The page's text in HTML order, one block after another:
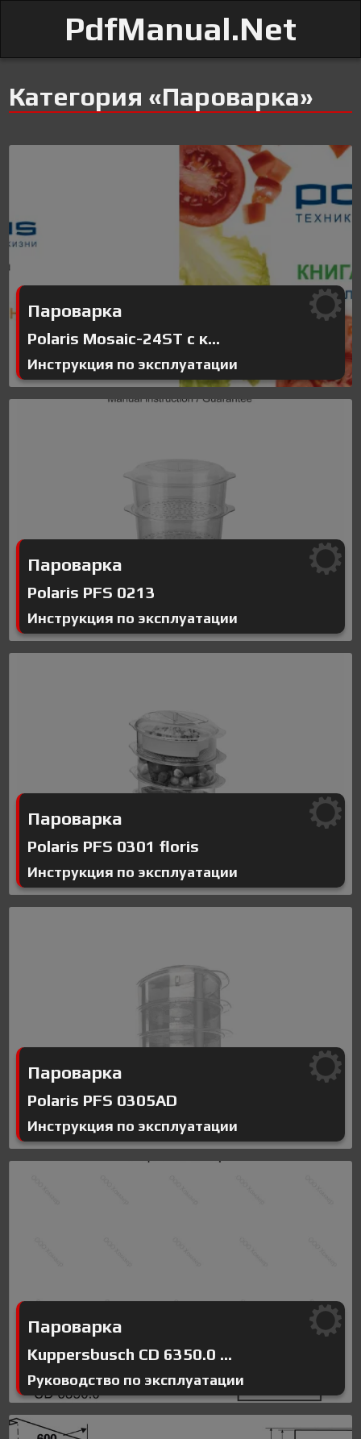
PdfManual.Net
Категория «Пароварка»
Пароварка
Polaris Mosaic-24ST с к...
Инструкция по эксплуатации
Пароварка
Polaris PFS 0213
Инструкция по эксплуатации
Пароварка
Polaris PFS 0301 floris
Инструкция по эксплуатации
Пароварка
Polaris PFS 0305AD
Инструкция по эксплуатации
Пароварка
Kuppersbusch CD 6350.0 ...
Руководство по эксплуатации